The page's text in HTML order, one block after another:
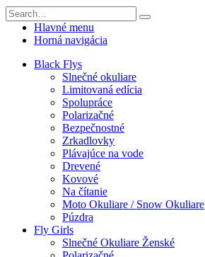
Hlavné menu
Horná navigácia
Black Flys
Slnečné okuliare
Limitovaná edícia
Spolupráce
Polarizačné
Bezpečnostné
Zrkadlovky
Plávajúce na vode
Drevené
Kovové
Na čítanie
Moto Okuliare / Snow Okuliare
Púzdra
Fly Girls
Slnečné Okuliare Ženské